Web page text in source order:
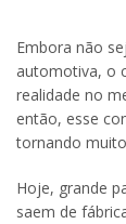
Embora não
automotiva, o
realidade no
então, esse
tornando
Hoje, grande
saem de